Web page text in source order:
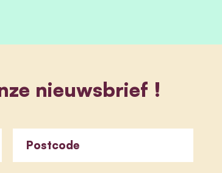
nieuwsbrief !
Postcode